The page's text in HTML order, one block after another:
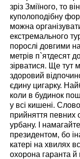
зріз Зміїного, то
куполоподібну
можна
екстремального
порослі довгими
метрів п`ятдесят
зірватися. Ще тут
здоровий
єдину цигарку.
коли в будинок
у всі кишені.
прийняття певних
урбану. І
президентом, бо
катері на хвилях
охорона гаранта й